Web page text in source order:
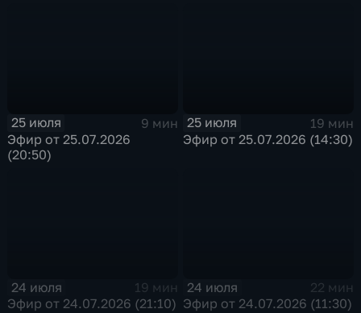
25 июля
9 мин
Эфир от 25.07.2026
(20:50)
25 июля
19 мин
Эфир от 25.07.2026 (14:30)
24 июля
19 мин
Эфир от 24.07.2026 (21:10)
24 июля
22 мин
Эфир от 24.07.2026 (11:30)